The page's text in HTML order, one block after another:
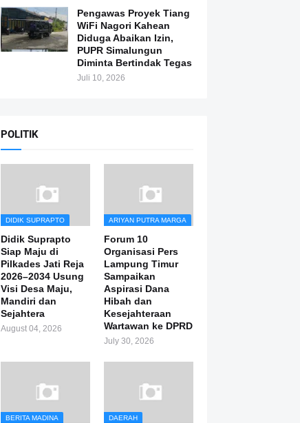
Pengawas Proyek Tiang
WiFi Nagori Kahean
Diduga Abaikan Izin,
PUPR Simalungun
Diminta Bertindak Tegas
Juli 10, 2026
POLITIK
DIDIK SUPRAPTO
Didik Suprapto
Siap Maju di
Pilkades Jati Reja
2026–2034 Usung
Visi Desa Maju,
Mandiri dan
Sejahtera
August 04, 2026
ARIYAN PUTRA MARGA
Forum 10
Organisasi Pers
Lampung Timur
Sampaikan
Aspirasi Dana
Hibah dan
Kesejahteraan
Wartawan ke DPRD
July 30, 2026
BERITA MADINA DAERAH